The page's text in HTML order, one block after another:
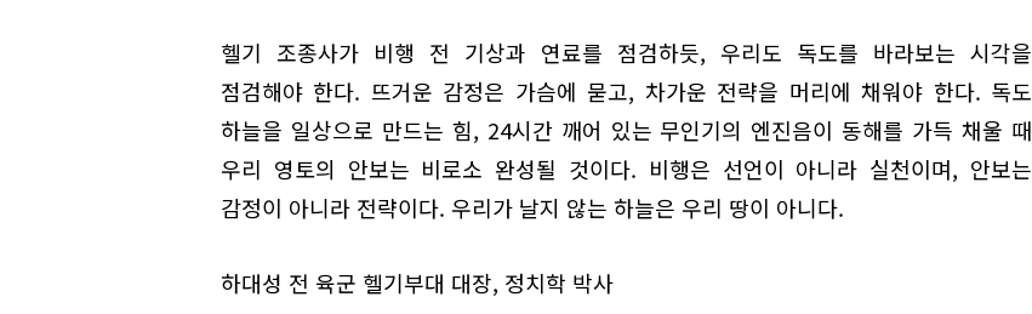
헬기 조종사가 비행 전 기상과 연료를 점검하듯, 우리도 독도를 바라보는 시각을
점검해야 한다. 뜨거운 감정은 가슴에 묻고, 차가운 전략을 머리에 채워야 한다. 독도
하늘을 일상으로 만드는 힘, 24시간 깨어 있는 무인기의 엔진음이 동해를 가득 채울 때
우리 영토의 안보는 비로소 완성될 것이다. 비행은 선언이 아니라 실천이며, 안보는
감정이 아니라 전략이다. 우리가 날지 않는 하늘은 우리 땅이 아니다.
하대성 전 육군 헬기부대 대장, 정치학 박사